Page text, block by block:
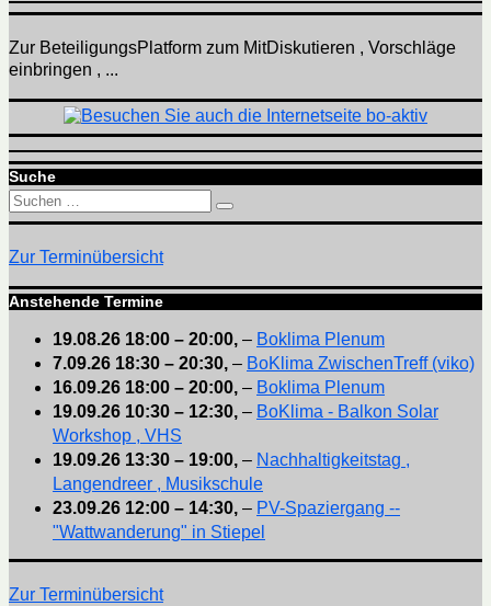
Zur BeteiligungsPlatform zum MitDiskutieren , Vorschläge
einbringen , ...
Suche
Suchen
nach:
Suchen
Zur Terminübersicht
Anstehende Termine
19.08.26 18:00 – 20:00, – Boklima Plenum
7.09.26 18:30 – 20:30, – BoKlima ZwischenTreff (viko)
16.09.26 18:00 – 20:00, – Boklima Plenum
19.09.26 10:30 – 12:30, – BoKlima - Balkon Solar
Workshop , VHS
19.09.26 13:30 – 19:00, – Nachhaltigkeitstag ,
Langendreer , Musikschule
23.09.26 12:00 – 14:30, – PV-Spaziergang --
"Wattwanderung" in Stiepel
Zur Terminübersicht